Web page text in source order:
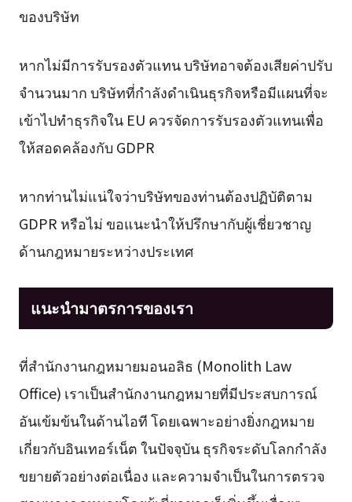
ของบริษัท
หากไม่มีการรับรองตัวแทน บริษัทอาจต้องเสียค่าปรับ
จำนวนมาก บริษัทที่กำลังดำเนินธุรกิจหรือมีแผนที่จะ
เข้าไปทำธุรกิจใน EU ควรจัดการรับรองตัวแทนเพื่อ
ให้สอดคล้องกับ GDPR
หากท่านไม่แน่ใจว่าบริษัทของท่านต้องปฏิบัติตาม
GDPR หรือไม่ ขอแนะนำให้ปรึกษากับผู้เชี่ยวชาญ
ด้านกฎหมายระหว่างประเทศ
แนะนำมาตรการของเรา
ที่สำนักงานกฎหมายมอนอลิธ (Monolith Law
Office) เราเป็นสำนักงานกฎหมายที่มีประสบการณ์
อันเข้มข้นในด้านไอที โดยเฉพาะอย่างยิ่งกฎหมาย
เกี่ยวกับอินเทอร์เน็ต ในปัจจุบัน ธุรกิจระดับโลกกำลัง
ขยายตัวอย่างต่อเนื่อง และความจำเป็นในการตรวจ